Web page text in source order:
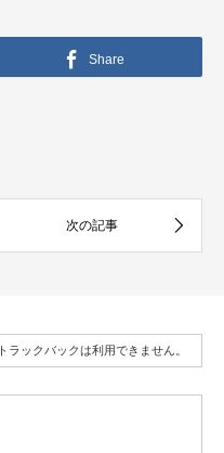
Share
トラックバックは利用できません。